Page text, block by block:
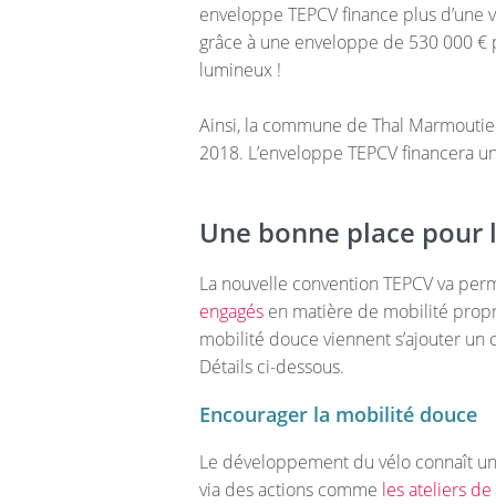
enveloppe TEPCV finance plus
grâce à une enveloppe de 530 000
lumineux !
Ainsi, la commune de Thal
2018. L’enveloppe TEPCV financera
Une bonne place
La nouvelle convention TEPCV va
engagés en matière de mobilité
mobilité douce viennent s’ajouter
Détails ci-dessous.
Encourager la mobilité douce
Le développement du vélo connaît
via des actions comme les ateliers